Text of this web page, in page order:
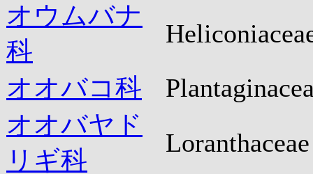
オウムバナ
科
オオバコ科
オオバヤド
リギ科
Loranthaceae